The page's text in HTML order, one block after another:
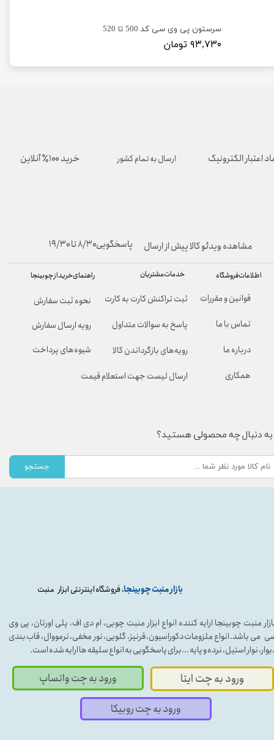
سرستون پی وی سی کد 500 تا 520
۹۳,۷۳۰ تومان
بازار منبت چوبینجا، فروشگاه اینترنتی ابزار منبت
منبت چوبینجا ارایه کننده انواع ابزار منبت چوبی، ام دی اف، پلی اورتان، پی وی
می باشد. انواع ملزومات دکوراسیون، قرنیز، گلویی، نور مخفی، ترمووال، قاب بندی
نوار استیل، نرده و پایه ...برای پاسخگویی به انواع سلیقه ها ارایه شده است.
ورود به چت ایتا ورود به چت واتساپ
ورود به چت روبیکا
راهنمای خرید از چوبینجا
نحوه ثبت سفارش
رویه ارسال سفارش
شیوه‌های پرداخت
خدمات مشتریان
ثبت تراکنش کارت به کارت
پاسخ به سوالات متداول
رویه‌های بازگرداندن کالا
ارسال لیست جهت استعلام قیمت
اطلاعات فروشگاه
قوانین و مقررات
تماس با ما
درباره ما
همکاری
به دنبال چه محصولی هستید؟
جستجو
ارسال به تمام کشور
پاسخگویی۸/۳۰ تا ۱۹/۳۰
اعتبار الکترونیک خرید ۱۰۰٪ آنلاین
مشاهده ویدئو کالا پیش از ارسال